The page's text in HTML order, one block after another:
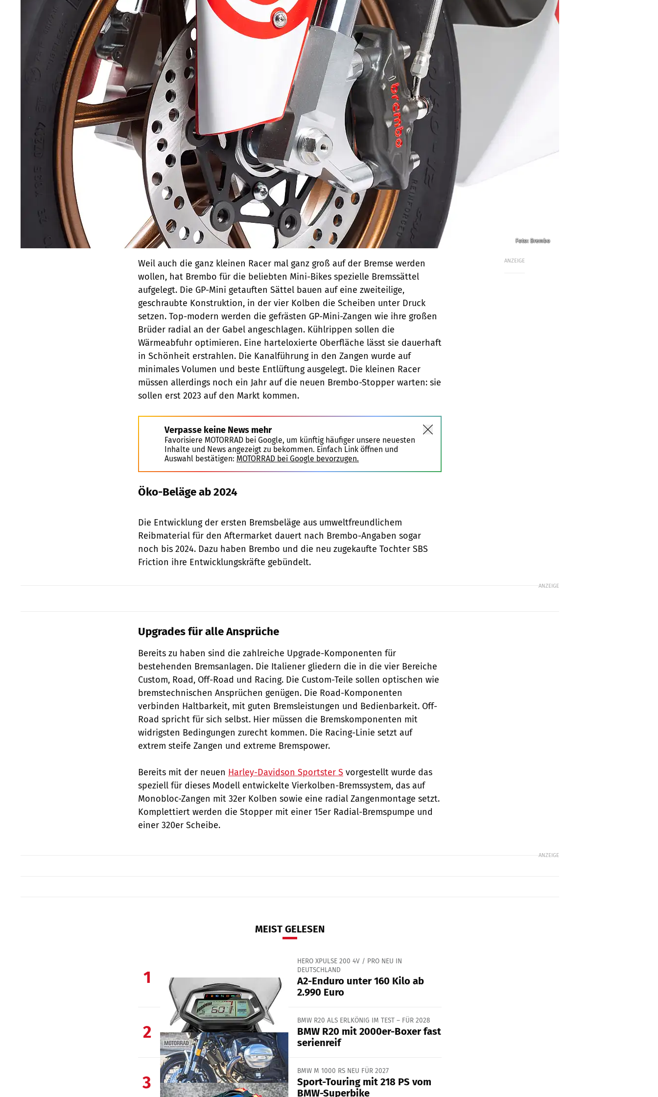
Foto: Brembo
ANZEIGE
Weil auch die ganz kleinen Racer mal ganz groß auf der Bremse werden
wollen, hat Brembo für die beliebten Mini-Bikes spezielle Bremssättel
aufgelegt. Die GP-Mini getauften Sättel bauen auf eine zweiteilige,
geschraubte Konstruktion, in der vier Kolben die Scheiben unter Druck
setzen. Top-modern werden die gefrästen GP-Mini-Zangen wie ihre großen
Brüder radial an der Gabel angeschlagen. Kühlrippen sollen die
Wärmeabfuhr optimieren. Eine harteloxierte Oberfläche lässt sie dauerhaft
in Schönheit erstrahlen. Die Kanalführung in den Zangen wurde auf
minimales Volumen und beste Entlüftung ausgelegt. Die kleinen Racer
müssen allerdings noch ein Jahr auf die neuen Brembo-Stopper warten: sie
sollen erst 2023 auf den Markt kommen.
Verpasse keine News mehr
Favorisiere MOTORRAD bei Google, um künftig häufiger unsere neuesten
Inhalte und News angezeigt zu bekommen. Einfach Link öffnen und
Auswahl bestätigen: MOTORRAD bei Google bevorzugen.
Öko-Beläge ab 2024
Die Entwicklung der ersten Bremsbeläge aus umweltfreundlichem
Reibmaterial für den Aftermarket dauert nach Brembo-Angaben sogar
noch bis 2024. Dazu haben Brembo und die neu zugekaufte Tochter SBS
Friction ihre Entwicklungskräfte gebündelt.
ANZEIGE
Upgrades für alle Ansprüche
Bereits zu haben sind die zahlreiche Upgrade-Komponenten für
bestehenden Bremsanlagen. Die Italiener gliedern die in die vier Bereiche
Custom, Road, Off-Road und Racing. Die Custom-Teile sollen optischen wie
bremstechnischen Ansprüchen genügen. Die Road-Komponenten
verbinden Haltbarkeit, mit guten Bremsleistungen und Bedienbarkeit. Off-
Road spricht für sich selbst. Hier müssen die Bremskomponenten mit
widrigsten Bedingungen zurecht kommen. Die Racing-Linie setzt auf
extrem steife Zangen und extreme Bremspower.
Bereits mit der neuen Harley-Davidson Sportster S vorgestellt wurde das
speziell für dieses Modell entwickelte Vierkolben-Bremssystem, das auf
Monobloc-Zangen mit 32er Kolben sowie eine radial Zangenmontage setzt.
Komplettiert werden die Stopper mit einer 15er Radial-Bremspumpe und
einer 320er Scheibe.
ANZEIGE
MEIST GELESEN
1
HERO XPULSE 200 4V / PRO NEU IN
DEUTSCHLAND
A2-Enduro unter 160 Kilo ab
2.990 Euro
2
BMW R20 ALS ERLKÖNIG IM TEST – FÜR 2028
BMW R20 mit 2000er-Boxer fast
serienreif
3
BMW M 1000 RS NEU FÜR 2027
Sport-Touring mit 218 PS vom
BMW-Superbike